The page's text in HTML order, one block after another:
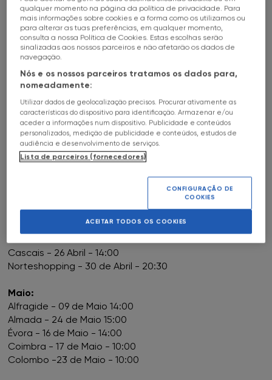
HALL OF FAME
SOBRE
FNAC Alameda
FNAC Alfragide
FNAC AlgarveShopping
FNAC Almada
FNAC Amoreiras
FNAC Braga
FNAC Cascais
FNAC Coimbra
17Maic 10h
TORNEIOS PUZZLES RAVENSBURGUER
FNAC COIMBRA
Os torneios de Puzzles Ravensburguer estão de
regresso à FNAC para mais uma temporada de eventos.
Preparem-se para realizar puzzles de todos os tipos,
que podem ir de poucas a muitas peças.
Estes são os eventos onde se podem inscrever neste
Cascais - 26 Abril - 14:00
Norteshopping - 30 de Abril - 20:30
Maio:
Alfragide - 09 de Maio 14:00
Almada - 24 de Maio 15:00
Évora - 16 de Maio - 14:00
Coimbra - 17 de Maio - 10:00
Colombo -23 de Maio - 10:00
qualquer momento na página da política de privacidade. Para
mais informações sobre cookies e a forma como os utilizamos ou
para alterar as tuas preferências, em qualquer momento,
consulta a nossa Política de Cookies. Estas escolhas serão
sinalizadas aos nossos parceiros e não afetarão os dados de
navegação.
Nós e os nossos parceiros tratamos os dados para,
nomeadamente:
Utilizar dados de geolocalização precisos. Procurar ativamente as
características do dispositivo para identificação. Armazenar e/ou
aceder a informações num dispositivo. Publicidade e conteúdos
personalizados, medição de publicidade e conteúdos, estudos de
audiência e desenvolvimento de serviços.
Lista de parceiros (fornecedores)
CONFIGURAÇÃO DE
COOKIES
ACEITAR TODOS OS COOKIES